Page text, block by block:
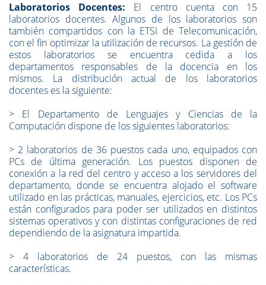
Laboratorios Docentes: El centro cuenta con 15
laboratorios docentes. Algunos de los laboratorios son
también compartidos con la ETSI de Telecomunicación,
con el fin optimizar la utilización de recursos. La gestión de
estos laboratorios se encuentra cedida a los
departamentos responsables de la docencia en los
mismos. La distribución actual de los laboratorios
docentes es la siguiente:
> El Departamento de Lenguajes y Ciencias de la
Computación dispone de los siguientes laboratorios:
> 2 laboratorios de 36 puestos cada uno, equipados con
PCs de última generación. Los puestos disponen de
conexión a la red del centro y acceso a los servidores del
departamento, donde se encuentra alojado el software
utilizado en las prácticas, manuales, ejercicios, etc. Los PCs
están configurados para poder ser utilizados en distintos
sistemas operativos y con distintas configuraciones de red
dependiendo de la asignatura impartida.
> 4 laboratorios de 24 puestos, con las mismas
características.